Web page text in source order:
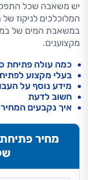
יש משאבה שכל
המלוכלכים לניקוז
במשאבת המים של
מקצוענים.
כמה עולה פתיחת
בעלי מקצוע
מידע נוסף על
חשוב לדעת
איך נקבעים
מחיר